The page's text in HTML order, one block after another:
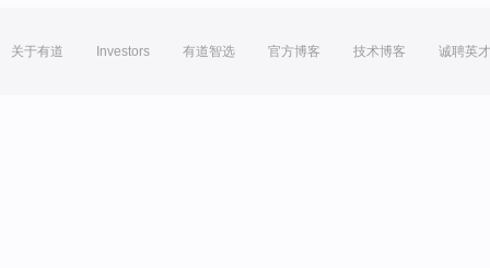
关于有道 Investors 有道智选 官方博客 技术博客 诚聘英才